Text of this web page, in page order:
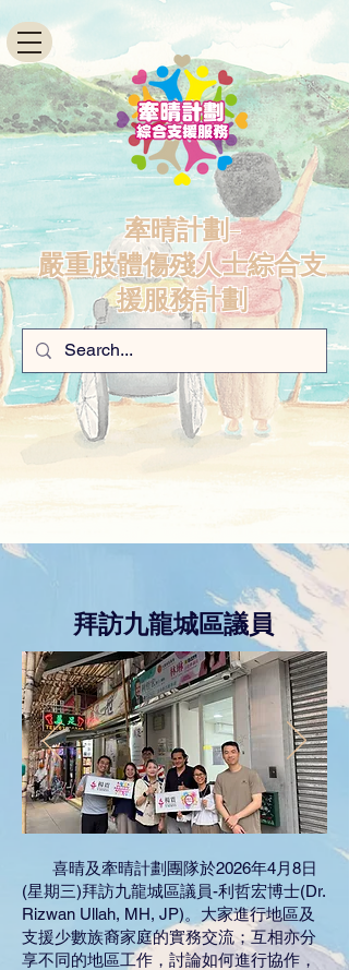
牽晴計劃-
嚴重肢體傷殘人士綜合支
援服務計劃
拜訪九龍城區議員
喜晴及牽晴計劃團隊於2026年4月8日
(星期三)拜訪九龍城區議員-利哲宏博士(Dr.
Rizwan Ullah, MH, JP)。大家進行地區及
支援少數族裔家庭的實務交流；互相亦分
享不同的地區工作，討論如何進行協作，